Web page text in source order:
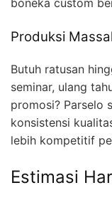
boneka custom
Produksi
Butuh ratusan
seminar, ulang
promosi? Parselo
konsistensi
lebih kompetitif
Estimasi